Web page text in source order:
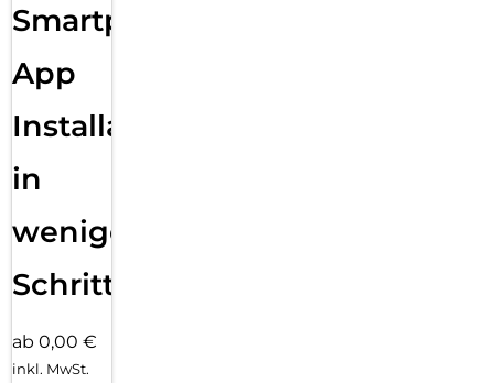
Smartphone
App
Installation
in
wenigen
Schritten
ab 0,00 €
inkl. MwSt.